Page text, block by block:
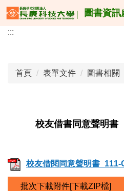
跳
到
主
圖書資訊
:::
首頁 表單文件 圖書相關
校友借書同意聲明書
校友借閱同意聲明書
批次下載附件[下載ZIP檔]